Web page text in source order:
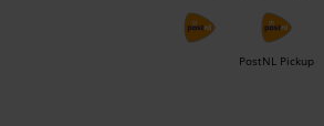
PostNL Pickup